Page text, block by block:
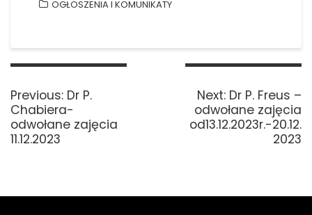
OGŁOSZENIA I KOMUNIKATY
Nawigacja
Previous: Previous
post:
Dr P.
Chabiera-
odwołane zajęcia
11.12.2023
Next: Next
post:
Dr P. Freus –
odwołane zajęcia
od13.12.2023r.-20.12.
2023